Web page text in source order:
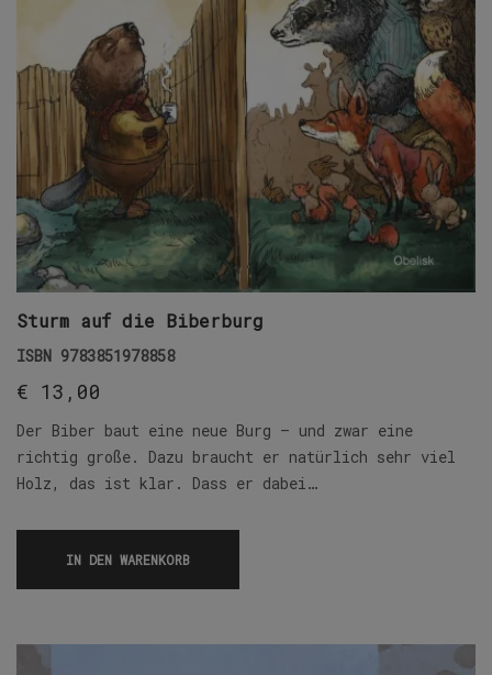
Sturm auf die Biberburg
ISBN 9783851978858
€ 13,00
Der Biber baut eine neue Burg – und zwar eine
richtig große. Dazu braucht er natürlich sehr viel
Holz, das ist klar. Dass er dabei…
IN DEN WARENKORB